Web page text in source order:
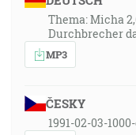
Thema: Micha
Durchbrecher
MP3
ČESKY
1991-02-03-